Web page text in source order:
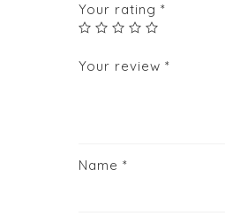
Your rating *
Your review *
Name *